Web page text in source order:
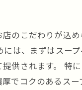
のこだわりが込
には、まずはスー
供されます。 特
でコクのあるス